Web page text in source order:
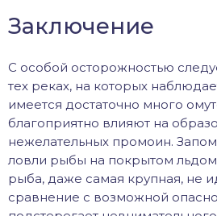
Заключение
С особой осторожностью
тех реках, на которых
имеется достаточно много
благоприятно влияют на
нежелательных промоин.
ловли рыбы на покрытом
рыба, даже самая крупная, не
сравнение с возможной